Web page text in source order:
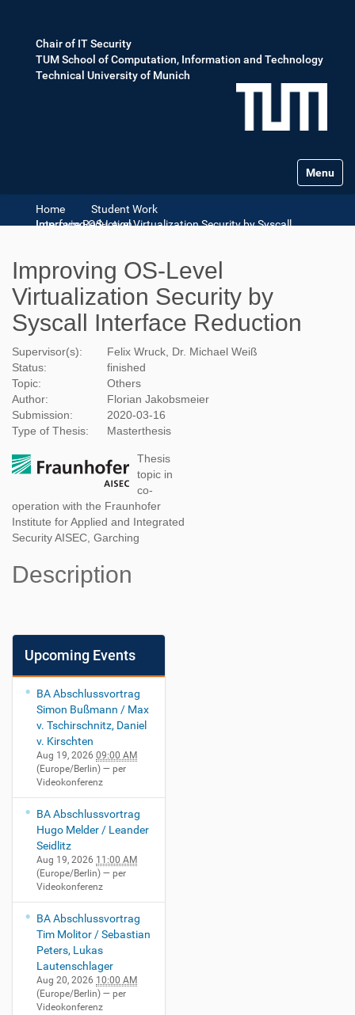
Chair of IT Security
TUM School of Computation, Information and Technology
Technical University of Munich
Toggle
Home
Student Work
Improving OS-Level Virtualization Security by Syscall Interface Reduction
Improving OS-Level
Virtualization Security by
Syscall Interface Reduction
Supervisor(s):
Felix Wruck, Dr. Michael Weiß
Status:
finished
Topic:
Others
Author:
Florian Jakobsmeier
Submission:
2020-03-16
Type of Thesis:
Masterthesis
Thesis
topic in
co-
operation with the Fraunhofer
Institute for Applied and Integrated
Security AISEC, Garching
Description
Upcoming Events
BA Abschlussvortrag
Simon Bußmann / Max
v. Tschirschnitz, Daniel
v. Kirschten
Aug 19, 2026 09:00 AM
(Europe/Berlin) — per
Videokonferenz
BA Abschlussvortrag
Hugo Melder / Leander
Seidlitz
Aug 19, 2026 11:00 AM
(Europe/Berlin) — per
Videokonferenz
BA Abschlussvortrag
Tim Molitor / Sebastian
Peters, Lukas
Lautenschlager
Aug 20, 2026 10:00 AM
(Europe/Berlin) — per
Videokonferenz